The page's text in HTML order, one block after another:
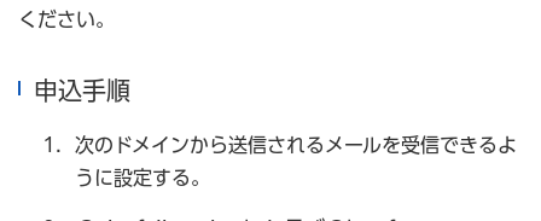
ください。
申込手順
次のドメインから送信されるメールを受信できるよ
うに設定する。